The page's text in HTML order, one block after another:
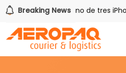
Breaking News
Gana uno de tres